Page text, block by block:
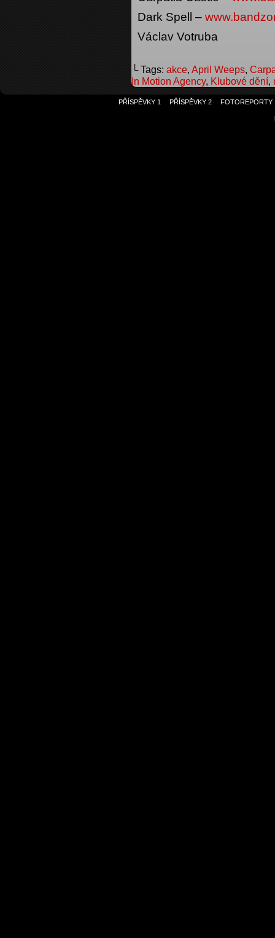
Dark Spell –
Václav Votruba
└ Tags: akce, April Weeps,
In Motion Agency, Klubové dění,
PŘÍSPĚVKY 1 PŘÍSPĚVKY 2 FOTOREPORTY